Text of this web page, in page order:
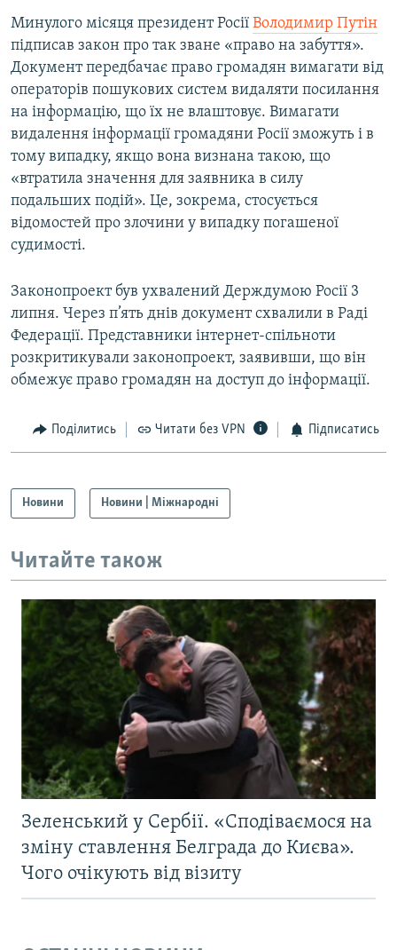
Минулого місяця президент Росії Володимир Путін
підписав закон про так зване «право на забуття».
Документ передбачає право громадян вимагати від
операторів пошукових систем видаляти посилання
на інформацію, що їх не влаштовує. Вимагати
видалення інформації громадяни Росії зможуть і в
тому випадку, якщо вона визнана такою, що
«втратила значення для заявника в силу
подальших подій». Це, зокрема, стосується
відомостей про злочини у випадку погашеної
судимості.
Законопроект був ухвалений Держдумою Росії 3
липня. Через п’ять днів документ схвалили в Раді
Федерації. Представники інтернет-спільноти
розкритикували законопроект, заявивши, що він
обмежує право громадян на доступ до інформації.
Поділитись Читати без VPN Підписатись
Новини Новини | Міжнародні
Читайте також
Зеленський у Сербії. «Сподіваємося на
зміну ставлення Белграда до Києва».
Чого очікують від візиту